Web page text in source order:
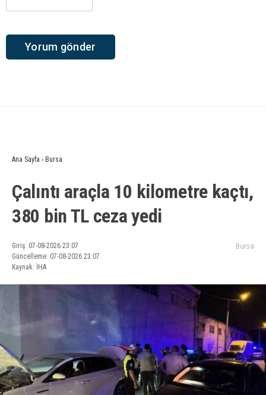
Ana Sayfa › Bursa
Çalıntı araçla 10 kilometre kaçtı,
380 bin TL ceza yedi
Giriş: 07-08-2026 23:07
Güncelleme: 07-08-2026 23:07
Kaynak: İHA
Bursa